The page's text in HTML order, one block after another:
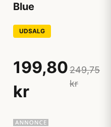
Blue
UDSALG
199,80
kr
249,75
kr